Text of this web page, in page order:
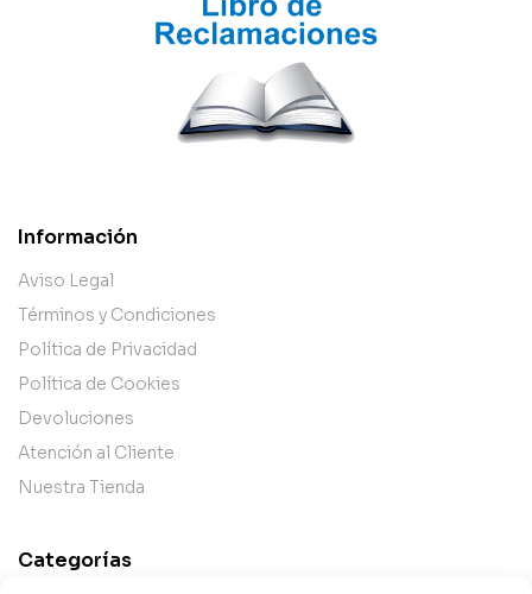
Información
Aviso Legal
Términos y Condiciones
Política de Privacidad
Política de Cookies
Devoluciones
Atención al Cliente
Nuestra Tienda
Categorías